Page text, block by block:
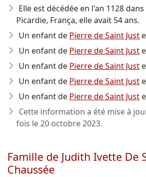
Elle est décédée en l'an 1128dans
Picardie, França, elle avait 54 ans.
Un enfant de Pierre de Saint Just
Un enfant de Pierre de Saint Just
Un enfant de Pierre de Saint Just
Un enfant de Pierre de Saint Just
Un enfant de Pierre de Saint Just
Cette information a été mise à
fois le20 octobre 2023.
Famille de Judith Ivette De
Chaussée